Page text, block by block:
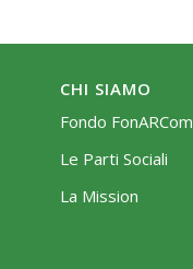
CHI SIAMO
Fondo FonARCom
Le Parti Sociali
La Mission